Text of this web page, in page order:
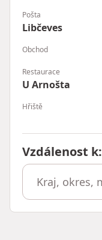
Pošta
Libčeves
Obchod
Restaurace
U Arnošta
Hřiště
Vzdálenost k: